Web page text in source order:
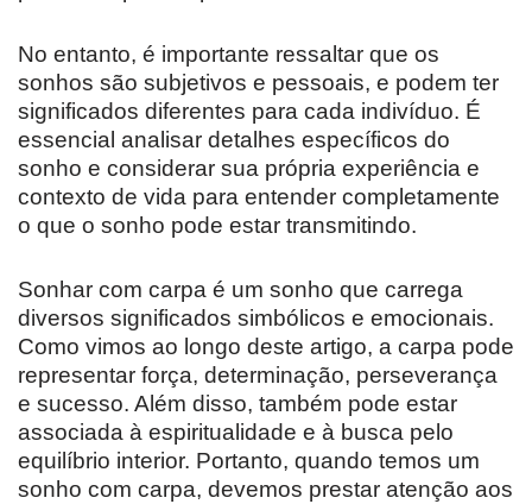
No entanto, é importante ressaltar que os
sonhos são subjetivos e pessoais, e podem ter
significados diferentes para cada indivíduo. É
essencial analisar detalhes específicos do
sonho e considerar sua própria experiência e
contexto de vida para entender completamente
o que o sonho pode estar transmitindo.
Sonhar com carpa é um sonho que carrega
diversos significados simbólicos e emocionais.
Como vimos ao longo deste artigo, a carpa pode
representar força, determinação, perseverança
e sucesso. Além disso, também pode estar
associada à espiritualidade e à busca pelo
equilíbrio interior. Portanto, quando temos um
sonho com carpa, devemos prestar atenção aos